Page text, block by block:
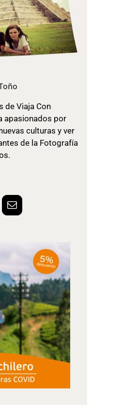
de Viaja Con
apasionados por
culturas y ver
de la Fotografía